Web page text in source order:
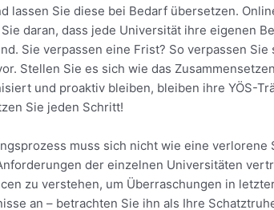
lassen Sie diese bei Bedarf übersetzen.
daran, dass jede Universität ihre eigenen
Sie verpassen eine Frist? So verpassen
Stellen Sie es sich wie das
und proaktiv bleiben, bleiben ihre YÖS-
Sie jeden Schritt!
muss sich nicht wie eine
der einzelnen Universitäten
zu verstehen, um Überraschungen in
an – betrachten Sie ihn als Ihre